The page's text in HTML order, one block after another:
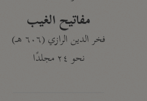
مفاتيح الغيب
فخر الدين الرازي (٦٠٦ هـ)
نحو ٢٤ مجلدًا